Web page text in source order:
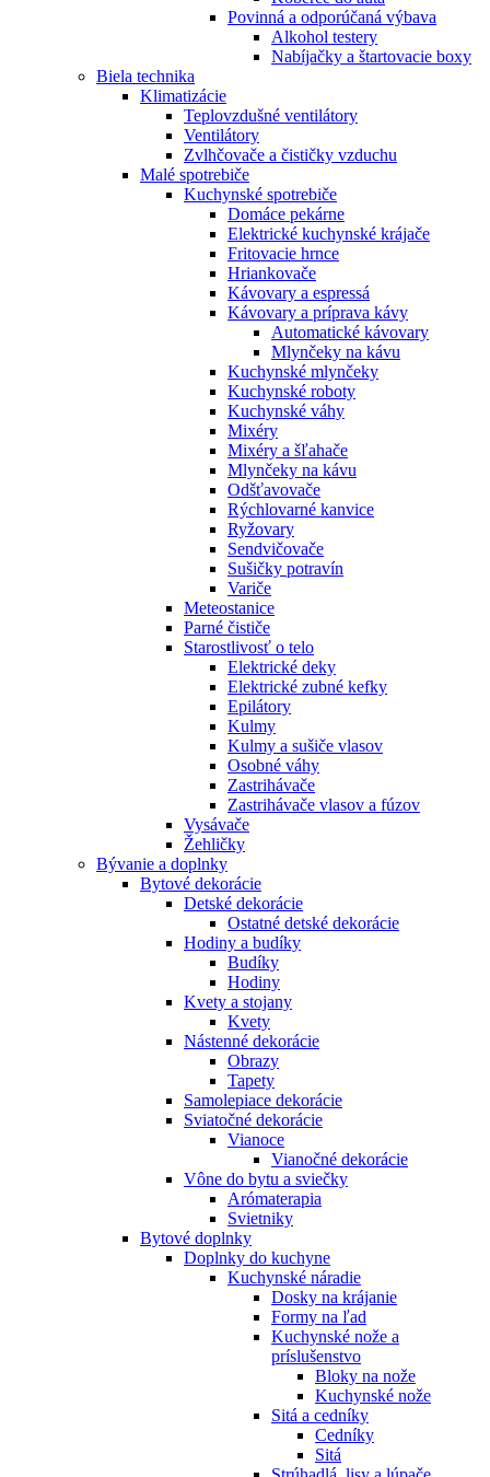
Povinná a odporúčaná výbava
Alkohol testery
Nabíjačky a štartovacie boxy
Biela technika
Klimatizácie
Teplovzdušné ventilátory
Ventilátory
Zvlhčovače a čističky vzduchu
Malé spotrebiče
Kuchynské spotrebiče
Domáce pekárne
Elektrické kuchynské krájače
Fritovacie hrnce
Hriankovače
Kávovary a espressá
Kávovary a príprava kávy
Automatické kávovary
Mlynčeky na kávu
Kuchynské mlynčeky
Kuchynské roboty
Kuchynské váhy
Mixéry
Mixéry a šľahače
Mlynčeky na kávu
Odšťavovače
Rýchlovarné kanvice
Ryžovary
Sendvičovače
Sušičky potravín
Variče
Meteostanice
Parné čističe
Starostlivosť o telo
Elektrické deky
Elektrické zubné kefky
Epilátory
Kulmy
Kulmy a sušiče vlasov
Osobné váhy
Zastrihávače
Zastrihávače vlasov a fúzov
Vysávače
Žehličky
Bývanie a doplnky
Bytové dekorácie
Detské dekorácie
Ostatné detské dekorácie
Hodiny a budíky
Budíky
Hodiny
Kvety a stojany
Kvety
Nástenné dekorácie
Obrazy
Tapety
Samolepiace dekorácie
Sviatočné dekorácie
Vianoce
Vianočné dekorácie
Vône do bytu a sviečky
Arómaterapia
Svietniky
Bytové doplnky
Doplnky do kuchyne
Kuchynské náradie
Dosky na krájanie
Formy na ľad
Kuchynské nože a
príslušenstvo
Bloky na nože
Kuchynské nože
Sitá a cedníky
Cedníky
Sitá